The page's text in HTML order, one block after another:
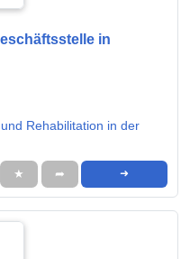
in
Rehabilitation in der
★ ➦ ➜